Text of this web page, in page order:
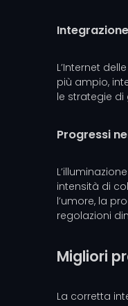
L’Internet
più ampio,
le strategie di
Progressi
intensità di
l’umore, la
regolazioni
Migliori
La corretta